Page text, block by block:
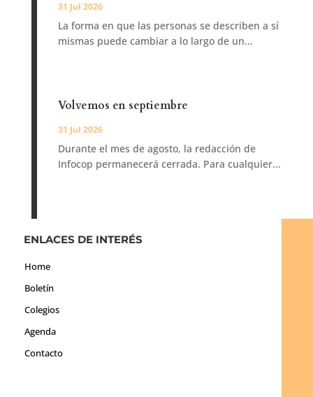
31 Jul 2026
La forma en que las personas se describen a sí
mismas puede cambiar a lo largo de un...
Volvemos en septiembre
31 Jul 2026
Durante el mes de agosto, la redacción de
Infocop permanecerá cerrada. Para cualquier...
ENLACES DE INTERÉS
Home
Boletín
Colegios
Agenda
Contacto